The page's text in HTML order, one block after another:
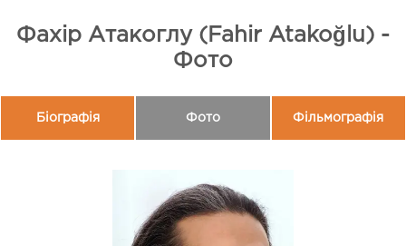
Фахір Атакоглу (Fahir Atakoğlu) -
Фото
Біографія Фото Фільмографія